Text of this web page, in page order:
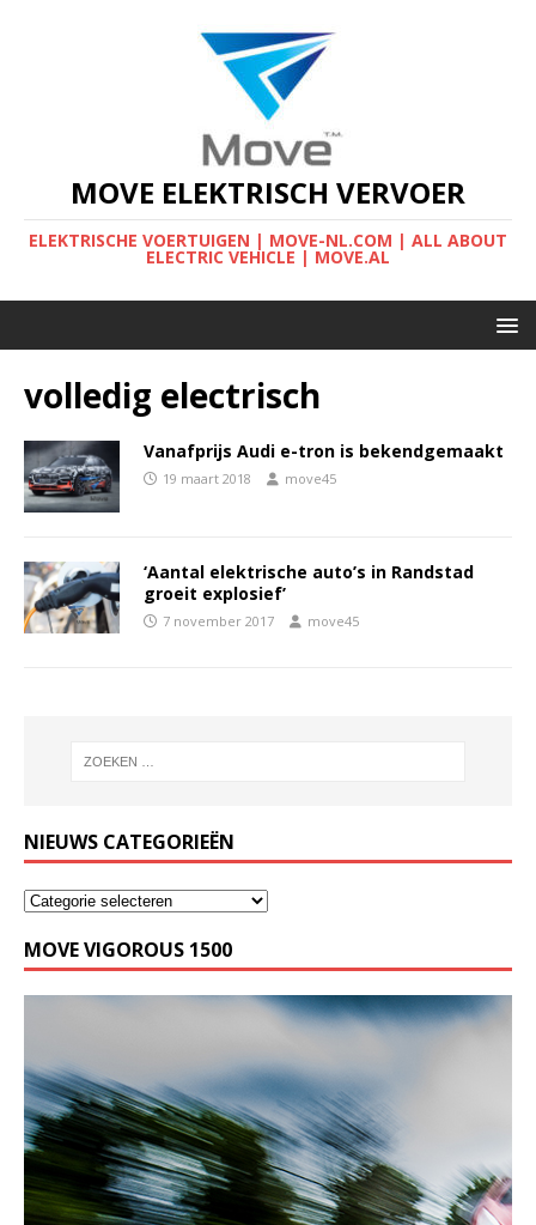
MOVE ELEKTRISCH VERVOER
ELEKTRISCHE VOERTUIGEN | MOVE-NL.COM | ALL ABOUT
ELECTRIC VEHICLE | MOVE.AL
volledig electrisch
Vanafprijs Audi e-tron is bekendgemaakt
19 maart 2018 move45
‘Aantal elektrische auto’s in Randstad
groeit explosief’
7 november 2017 move45
NIEUWS CATEGORIEËN
MOVE VIGOROUS 1500